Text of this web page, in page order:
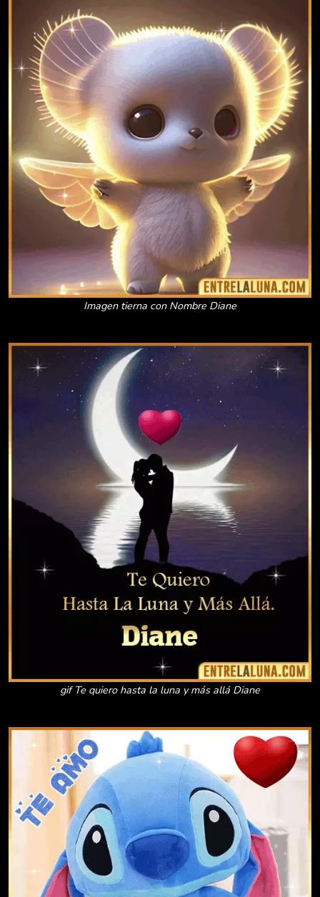
Imagen tierna con Nombre Diane
gif Te quiero hasta la luna y más allá Diane